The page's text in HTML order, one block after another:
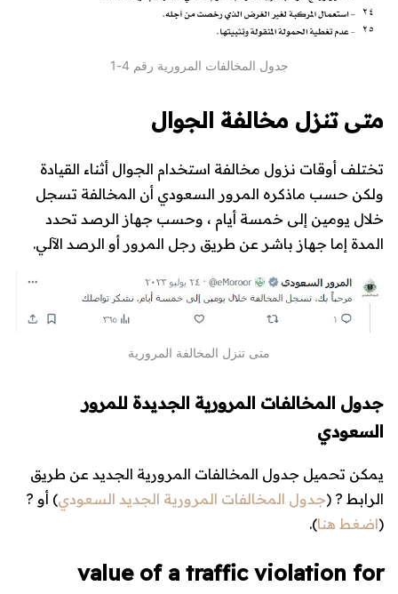
جدول المخالفات المرورية رقم 4-1
متى تنزل مخالفة الجوال
تختلف أوقات نزول مخالفة استخدام الجوال أثناء القيادة
ولكن حسب ماذكره المرور السعودي أن المخالفة تسجل
خلال يومين إلى خمسة أيام ، وحسب جهاز الرصد تحدد
المدة إما جهاز باشر عن طريق رجل المرور أو الرصد الآلي.
متى تنزل المخالفة المرورية
جدول المخالفات المرورية الجديدة للمرور
السعودي
يمكن تحميل جدول المخالفات المرورية الجديد عن طريق
الرابط ? (جدول المخالفات المرورية الجديد السعودي) أو ?
(اضغط هنا).
value of a traffic violation for